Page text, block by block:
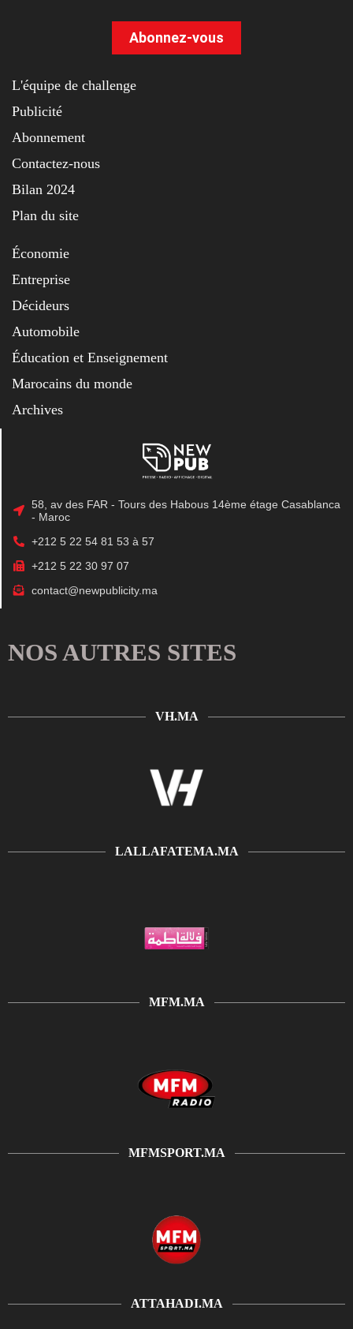
Abonnez-vous
L'équipe de challenge
Publicité
Abonnement
Contactez-nous
Bilan 2024
Plan du site
Économie
Entreprise
Décideurs
Automobile
Éducation et Enseignement
Marocains du monde
Archives
58, av des FAR - Tours des Habous 14ème étage Casablanca
- Maroc
+212 5 22 54 81 53 à 57
+212 5 22 30 97 07
contact@newpublicity.ma
NOS AUTRES SITES
VH.MA
LALLAFATEMA.MA
MFM.MA
MFMSPORT.MA
ATTAHADI.MA